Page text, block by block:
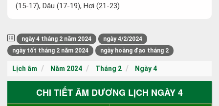
(15-17), Dậu (17-19), Hợi (21-23)
ngày 4 tháng 2 năm 2024
ngày 4/2/2024
ngày tốt tháng 2 năm 2024
ngày hoàng đạo tháng 2
Lịch âm Năm 2024 Tháng 2 Ngày 4
CHI TIẾT ÂM DƯƠNG LỊCH NGÀY 4